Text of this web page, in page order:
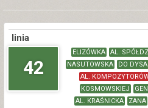
linia
42
ELIZÓWKA AL.
NASUTOWSKA
DO DYSA
AL.
KOSMOWSKIEJ
AL. KRAŚNICKA
ZANA